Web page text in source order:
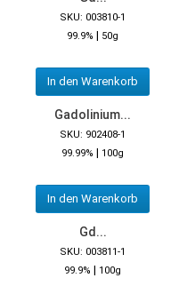
SKU: 003810-1
99.9% | 50g
In den Warenkorb
Gadolinium...
SKU: 902408-1
99.99% | 100g
In den Warenkorb
Gd...
SKU: 003811-1
99.9% | 100g